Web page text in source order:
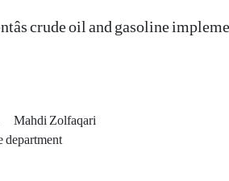
crude oil and gasoline
Mahdi Zolfaqari
department